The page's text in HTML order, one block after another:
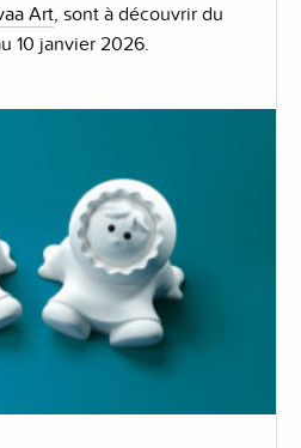
Art, sont à découvrir du
10 janvier 2026.